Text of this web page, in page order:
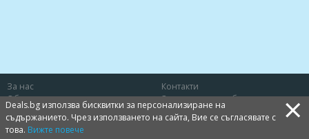
За нас
Контакти
Общи условия
Защита на потребителя
Политика за лични данни
Бисквитки
Deals.bg използва бисквитки за персонализиране на
съдържанието. Чрез използването на сайта, Вие се съгласявате с
това. Вижте повече ×